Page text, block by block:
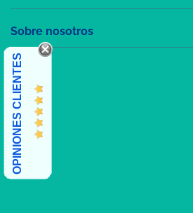
Sobre nosotros
OPINIONES CLIENTES